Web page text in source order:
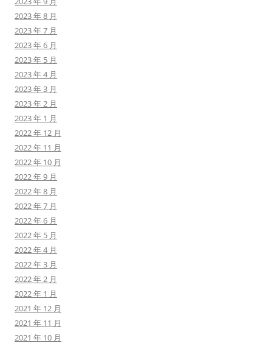
2023 年 8 月
2023 年 7 月
2023 年 6 月
2023 年 5 月
2023 年 4 月
2023 年 3 月
2023 年 2 月
2023 年 1 月
2022 年 12 月
2022 年 11 月
2022 年 10 月
2022 年 9 月
2022 年 8 月
2022 年 7 月
2022 年 6 月
2022 年 5 月
2022 年 4 月
2022 年 3 月
2022 年 2 月
2022 年 1 月
2021 年 12 月
2021 年 11 月
2021 年 10 月